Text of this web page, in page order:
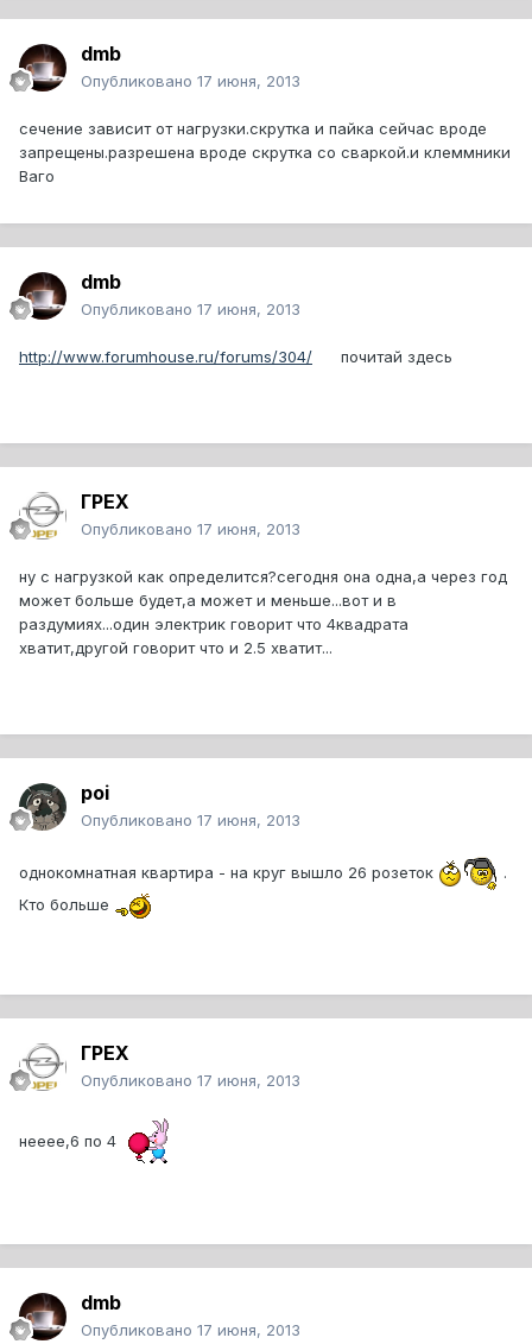
dmb
Опубликовано 17 июня, 2013
сечение зависит от нагрузки.скрутка и пайка сейчас вроде
запрещены.разрешена вроде скрутка со сваркой.и клеммники
Ваго
dmb
Опубликовано 17 июня, 2013
http://www.forumhouse.ru/forums/304/ почитай здесь
ГРЕХ
Опубликовано 17 июня, 2013
ну с нагрузкой как определится?сегодня она одна,а через год
может больше будет,а может и меньше...вот и в
раздумиях...один электрик говорит что 4квадрата
хватит,другой говорит что и 2.5 хватит...
poi
Опубликовано 17 июня, 2013
однокомнатная квартира - на круг вышло 26 розеток
.
Кто больше
ГРЕХ
Опубликовано 17 июня, 2013
нееее,6 по 4
dmb
Опубликовано 17 июня, 2013